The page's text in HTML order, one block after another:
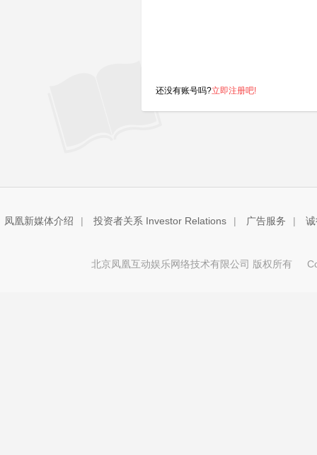
还没有账号吗?立即注册吧!
凤凰新媒体介绍 | 投资者关系 Investor Relations | 广告服务 |
北京凤凰互动娱乐网络技术有限公司 版权所有